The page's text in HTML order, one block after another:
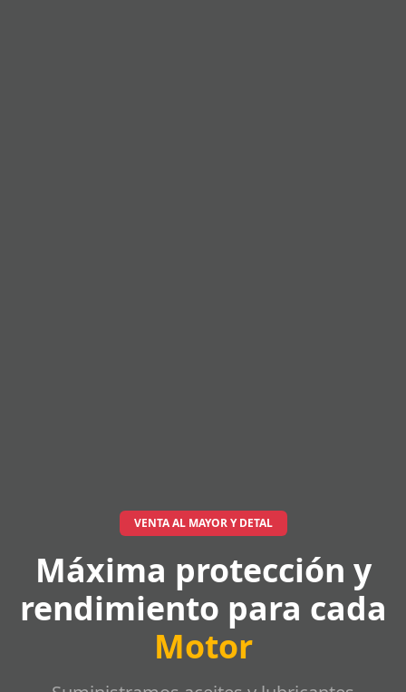
VENTA AL MAYOR Y DETAL
Máxima protección y
rendimiento para cada
Motor